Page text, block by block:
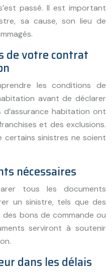
passé. Il est important
sa cause, son lieu de
de votre contrat
les conditions de
avant de déclarer
habitation ont
et des exclusions.
certains sinistres ne soient
nécessaires
tous les documents
un sinistre, tels que des
bons de commande ou
serviront à soutenir
dans les délais